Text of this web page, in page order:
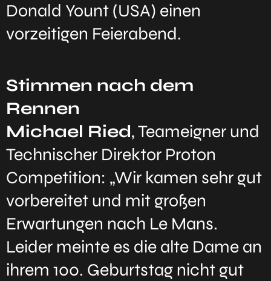
Donald Yount (USA) einen
vorzeitigen Feierabend.
Stimmen nach dem
Rennen
Michael Ried, Teameigner und
Technischer Direktor Proton
Competition: „Wir kamen sehr gut
vorbereitet und mit großen
Erwartungen nach Le Mans.
Leider meinte es die alte Dame an
ihrem 100. Geburtstag nicht gut